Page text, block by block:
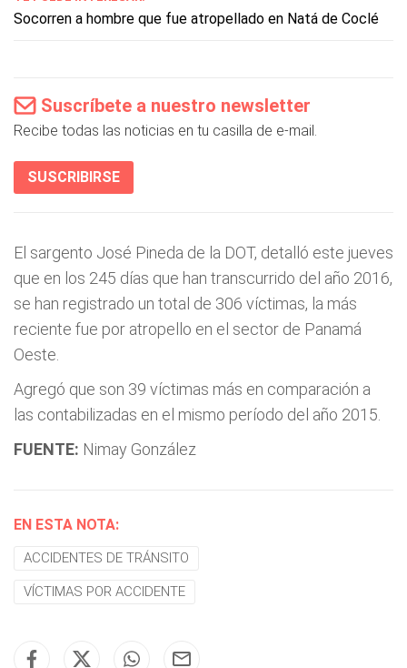
Socorren a hombre que fue atropellado en Natá de Coclé
Suscríbete a nuestro newsletter
Recibe todas las noticias en tu casilla de e-mail.
SUSCRIBIRSE
El sargento José Pineda de la DOT, detalló este jueves
que en los 245 días que han transcurrido del año 2016,
se han registrado un total de 306 víctimas, la más
reciente fue por atropello en el sector de Panamá
Oeste.
Agregó que son 39 víctimas más en comparación a
las contabilizadas en el mismo período del año 2015.
FUENTE: Nimay González
EN ESTA NOTA:
ACCIDENTES DE TRÁNSITO
VÍCTIMAS POR ACCIDENTE